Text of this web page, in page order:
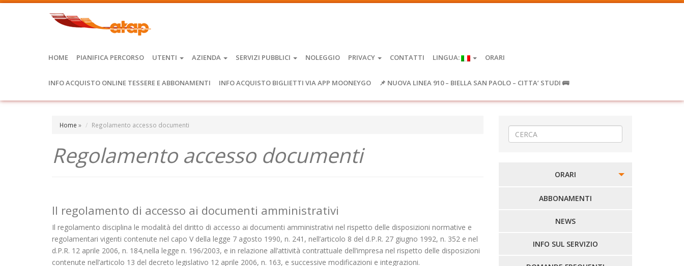
HOME PIANIFICA PERCORSO UTENTI AZIENDA SERVIZI PUBBLICI NOLEGGIO PRIVACY CONTATTI LINGUA: ORARI
INFO ACQUISTO ONLINE TESSERE E ABBONAMENTI INFO ACQUISTO BIGLIETTI VIA APP MOONEYGO 📌 NUOVA LINEA 910 – BIELLA SAN PAOLO – CITTA’ STUDI 🚌
Home » Regolamento accesso documenti
Regolamento accesso documenti
Il regolamento di accesso ai documenti amministrativi
Il regolamento disciplina le modalità del diritto di accesso ai documenti amministrativi nel rispetto delle disposizioni normative e
regolamentari vigenti contenute nel capo V della legge 7 agosto 1990, n. 241, nell’articolo 8 del d.P.R. 27 giugno 1992, n. 352 e nel
d.P.R. 12 aprile 2006, n. 184,nella legge n. 196/2003, e in relazione all’attività contrattuale dell’impresa nel rispetto delle disposizioni
contenute nell’articolo 13 del decreto legislativo 12 aprile 2006, n. 163, e successive modificazioni e integrazioni.
ORARI
PERCORSI URBANI IN BIELLA
LINEE URBANE VERCELLI
LINEE EXTRAURBANE
ABBONAMENTI
NEWS
INFO SUL SERVIZIO